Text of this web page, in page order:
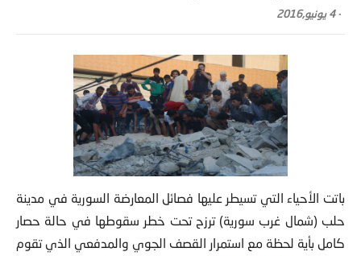
-4 يونيو,2016
باتت الأحياء التي تسيطر عليها فصائل المعارضة السورية في مدينة
حلب (شمال غرب سورية) ترزح تحت خطر سقوطها في حالة حصار
كامل بأية لحظة مع استمرار القصف الجوي والمدفعي الذي تقوم